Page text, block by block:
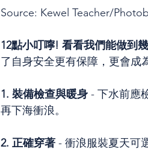
Source: Kewel Teacher/
12點小叮嚀! 看看我們能做到
了自身安全更有保障，更會成
1. 裝備檢查與暖身 - 下水前應
再下海衝浪。
2. 正確穿著 - 衝浪服裝夏天可